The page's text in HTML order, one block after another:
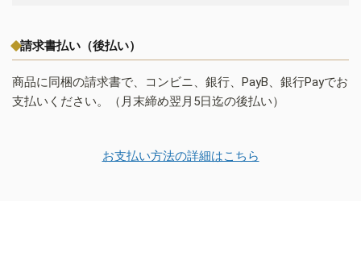
請求書払い（後払い）
商品に同梱の請求書で、コンビニ、銀行、PayB、銀行Payでお
支払いください。（月末締め翌月5日迄の後払い）
お支払い方法の詳細はこちら